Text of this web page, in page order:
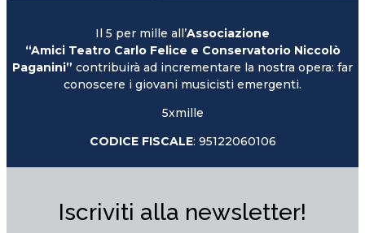
Il 5 per mille all’Associazione
“Amici Teatro Carlo Felice e Conservatorio Niccolò
Paganini” contribuirà ad incrementare la nostra opera: far
conoscere i giovani musicisti emergenti.
5xmille
CODICE FISCALE: 95122060106
Iscriviti alla newsletter!